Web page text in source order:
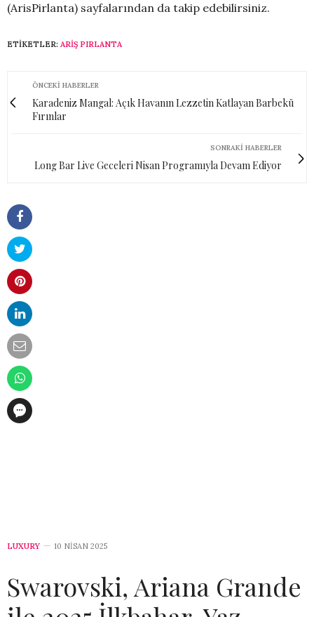
(ArisPirlanta) sayfalarından da takip edebilirsiniz.
ETIKETLER: ARIŞ PIRLANTA
ÖNCEKI HABERLER
Karadeniz Mangal: Açık Havanın Lezzetin Katlayan Barbekü
Fırınlar
SONRAKI HABERLER
Long Bar Live Geceleri Nisan Programıyla Devam Ediyor
LUXURY 10 NISAN 2025
Swarovski, Ariana Grande